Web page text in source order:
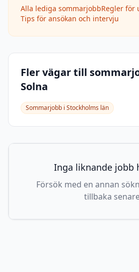
Alla lediga sommarjobbRegler för
Tips för ansökan och intervju
Fler vägar till
Solna
Sommarjobb i Stockholms län
Inga liknande jobb
Försök med en annan
tillbaka